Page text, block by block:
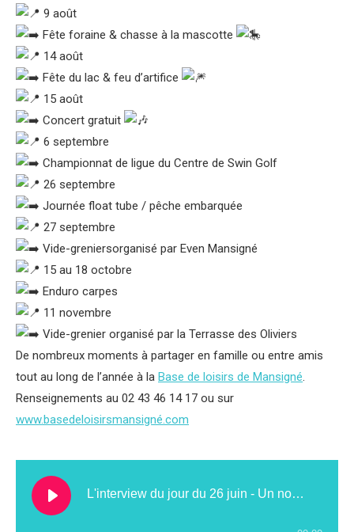
9 août
Fête foraine & chasse à la mascotte
14 août
Fête du lac & feu d’artifice
15 août
Concert gratuit
6 septembre
Championnat de ligue du Centre de Swin Golf
26 septembre
Journée float tube / pêche embarquée
27 septembre
Vide-greniersorganisé par Even Mansigné
15 au 18 octobre
Enduro carpes
11 novembre
Vide-grenier organisé par la Terrasse des Oliviers
De nombreux moments à partager en famille ou entre amis
tout au long de l’année à la Base de loisirs de Mansigné.
Renseignements au 02 43 46 14 17 ou sur
www.basedeloisirsmansigné.com
L'interview du jour du 26 juin - Un nouveau centre de contrôle technique au Lude